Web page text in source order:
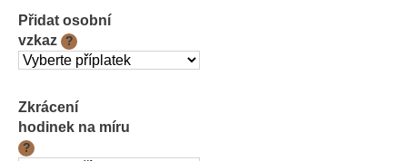
Přidat osobní
vzkaz
?
Zkrácení
hodinek na míru
?